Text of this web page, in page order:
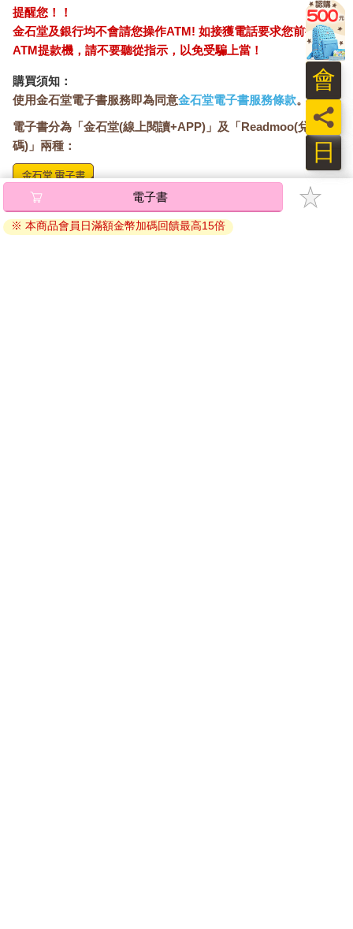
提醒您！！
金石堂及銀行均不會請您操作ATM! 如接獲電話要求您前往
ATM提款機，請不要聽從指示，以免受騙上當！
購買須知：
使用金石堂電子書服務即為同意金石堂電子書服務條款。
電子書分為「金石堂(線上閱讀+APP)」及「Readmoo(兌換
碼)」兩種：
將儲存於會員中心→電子書服務「我的e書櫃」，點選線上
閱讀直接開啟閱讀。
線上閱讀：
電子書
※ 本商品會員日滿額金幣加碼回饋最高15倍
日
員
會